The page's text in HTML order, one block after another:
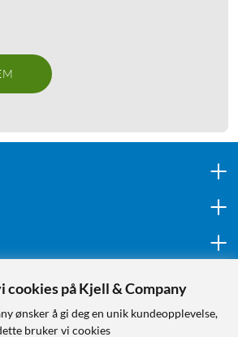
cookies på Kjell & Company
ønsker å gi deg en unik kundeopplevelse,
bruker vi cookies